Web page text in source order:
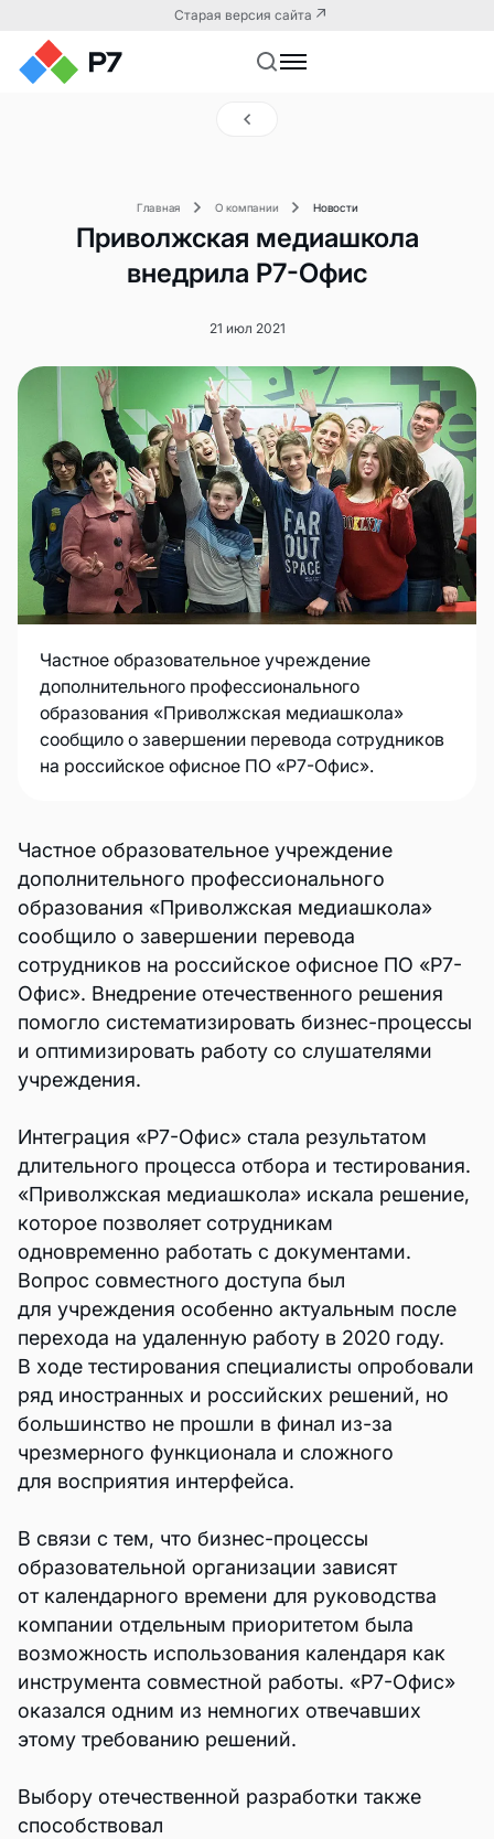
Старая версия сайта
Главная О компании Новости
Приволжская медиашкола
внедрила Р7-Офис
21 июл 2021
Частное образовательное учреждение
дополнительного профессионального
образования «Приволжская медиашкола»
сообщило о завершении перевода сотрудников
на российское офисное ПО «Р7-Офис».
Частное образовательное учреждение
дополнительного профессионального
образования «Приволжская медиашкола»
сообщило о завершении перевода
сотрудников на российское офисное ПО «Р7-
Офис». Внедрение отечественного решения
помогло систематизировать бизнес-процессы
и оптимизировать работу со слушателями
учреждения.
Интеграция «Р7-Офис» стала результатом
длительного процесса отбора и тестирования.
«Приволжская медиашкола» искала решение,
которое позволяет сотрудникам
одновременно работать с документами.
Вопрос совместного доступа был
для учреждения особенно актуальным после
перехода на удаленную работу в 2020 году.
В ходе тестирования специалисты опробовали
ряд иностранных и российских решений, но
большинство не прошли в финал из-за
чрезмерного функционала и сложного
для восприятия интерфейса.
В связи с тем, что бизнес-процессы
образовательной организации зависят
от календарного времени для руководства
компании отдельным приоритетом была
возможность использования календаря как
инструмента совместной работы. «Р7-Офис»
оказался одним из немногих отвечавших
этому требованию решений.
Выбору отечественной разработки также
способствовал